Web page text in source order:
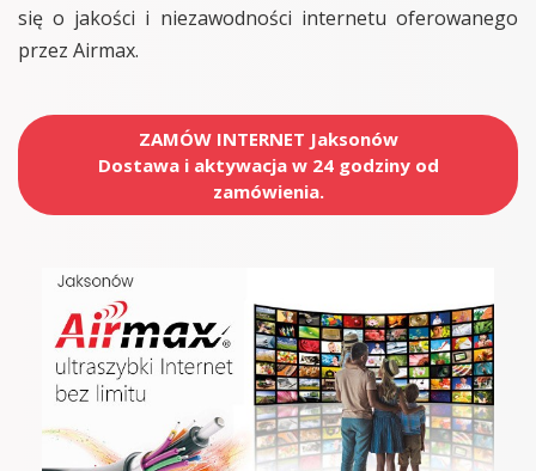
się o jakości i niezawodności internetu oferowanego
przez Airmax.
ZAMÓW INTERNET Jaksonów
Dostawa i aktywacja w 24 godziny od
zamówienia.